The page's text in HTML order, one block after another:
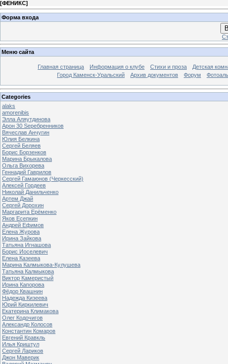
[ФЕНИКС]
Форма входа
Меню сайта
Главная страница Информация о клубе Стихи и проза
Детская
Город Каменск-Уральский
Архив документов Форум
Categories
alaks
amorenibis
Элла Аляутдинова
Арон 30 Sеребренников
Вячеслав Анчугин
Юлия Белкина
Сергей Беляев
Борис Борзенков
Марина Брыкалова
Ольга Вихорева
Геннадий Гаврилов
Сергей Гамаюнов (Черкесский)
Алексей Гордеев
Николай Данильченко
Артем Джай
Сергей Дорохин
Маргарита Ерёменко
Яков Есепкин
Андрей Ефимов
Елена Журова
Ирина Зайкова
Татьяна Игнашова
Борис Иоселевич
Елена Казеева
Марина Калмыкова-Кулушева
Татьяна Калмыкова
Виктор Камеристый
Ирина Капорова
Фёдор Квашнин
Надежда Кизеева
Юрий Киркилевич
Екатерина Климакова
Олег Кодочигов
Александр Колосов
Константин Комаров
Евгений Кравкль
Илья Криштул
Сергей Лариков
Джон Маверик